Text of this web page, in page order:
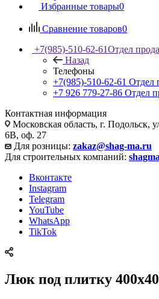
Избранные товары0
Сравнение товаров0
+7(985)-510-62-61Отдел
Назад
Телефоны
+7(985)-510-62-61 Отдел
‪+7 926 779-27-86‬ Отдел
Контактная информация
Московская область, г. Подольск,
6В, оф. 27
Для розницы: zakaz@shag-ma.ru
Для строительных компаний:
Вконтакте
Instagram
Telegram
YouTube
WhatsApp
TikTok
Люк под плитку